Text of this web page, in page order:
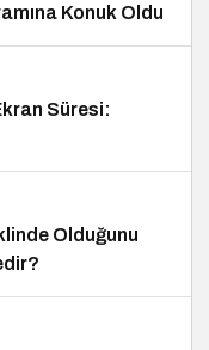
Konuk Oldu
Süresi:
Olduğunu